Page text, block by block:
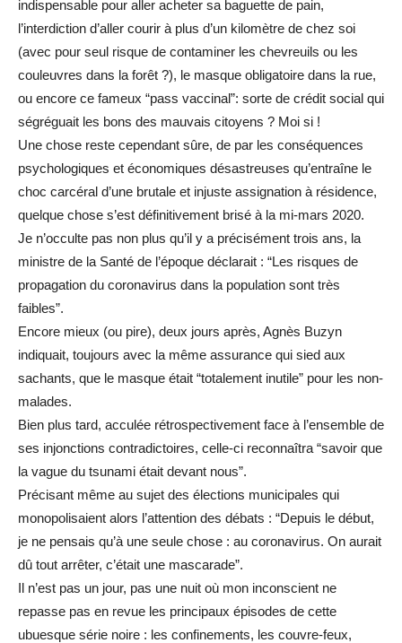
indispensable pour aller acheter sa baguette de pain,
l’interdiction d’aller courir à plus d’un kilomètre de chez soi
(avec pour seul risque de contaminer les chevreuils ou les
couleuvres dans la forêt ?), le masque obligatoire dans la rue,
ou encore ce fameux “pass vaccinal”: sorte de crédit social qui
ségréguait les bons des mauvais citoyens ? Moi si !
Une chose reste cependant sûre, de par les conséquences
psychologiques et économiques désastreuses qu’entraîne le
choc carcéral d’une brutale et injuste assignation à résidence,
quelque chose s’est définitivement brisé à la mi-mars 2020.
Je n’occulte pas non plus qu’il y a précisément trois ans, la
ministre de la Santé de l’époque déclarait : “Les risques de
propagation du coronavirus dans la population sont très
faibles”.
Encore mieux (ou pire), deux jours après, Agnès Buzyn
indiquait, toujours avec la même assurance qui sied aux
sachants, que le masque était “totalement inutile” pour les non-
malades.
Bien plus tard, acculée rétrospectivement face à l’ensemble de
ses injonctions contradictoires, celle-ci reconnaîtra “savoir que
la vague du tsunami était devant nous”.
Précisant même au sujet des élections municipales qui
monopolisaient alors l’attention des débats : “Depuis le début,
je ne pensais qu’à une seule chose : au coronavirus. On aurait
dû tout arrêter, c’était une mascarade”.
Il n’est pas un jour, pas une nuit où mon inconscient ne
repasse pas en revue les principaux épisodes de cette
ubuesque série noire : les confinements, les couvre-feux,